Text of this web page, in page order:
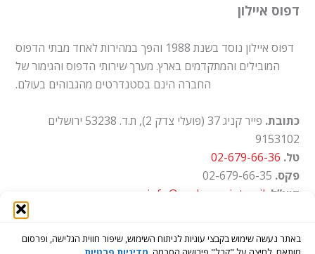
באתר נעשה שימוש בקבצי עוגיות לניתוח השימוש, שיפור חווית הגלישה, ופרסום
דפוס איילון
דפוס איילון נוסד בשנת 1988 והפך במהירות לאחד מבתי הדפוס
המובילים והמתקדמים בארץ. מערך שירותי הדפוס והגימור של
החברה הינם בסטנדרטים מהגבוהים בעולם.
כתובת.
פייר קניג 37 (פועלי צדק 2), ת.ד. 53238 ירושלים
9153102
טל. 02-679-66-36
פקס.
דוא”ל. info@ayalon-print.co.il